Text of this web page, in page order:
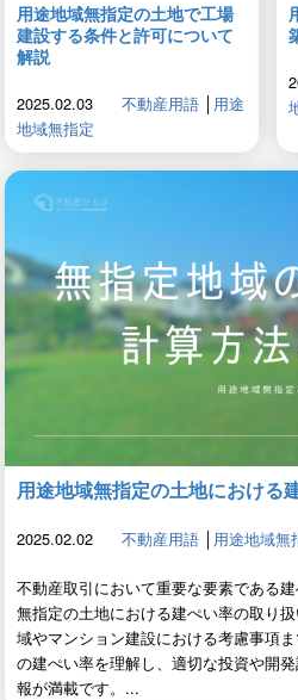
用途地域無指定の土地で工場
建設する条件と許可について
解説
2025.02.03 不動産用語│ 用途
地域無指定
用途地域無指定の土地における
2025.02.02 不動産用語│ 用途地域無
不動産取引において重要な要素である
無指定の土地における建ぺい率の取り
域やマンション建設における考慮事項
の建ぺい率を理解し、適切な投資や開
報が満載です。...